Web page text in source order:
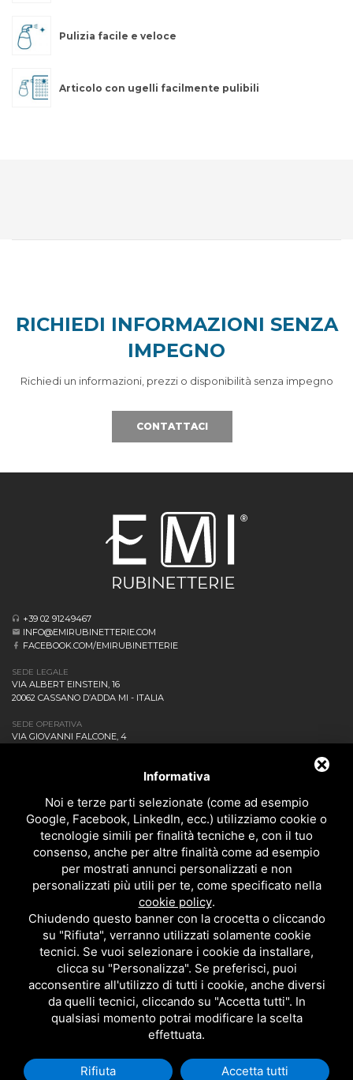
Pulizia facile e veloce
Articolo con ugelli facilmente pulibili
RICHIEDI INFORMAZIONI SENZA
IMPEGNO
Richiedi un informazioni, prezzi o disponibilità senza impegno
CONTATTACI
+39 02 91249467
INFO@EMIRUBINETTERIE.COM
FACEBOOK.COM/EMIRUBINETTERIE
SEDE LEGALE
VIA ALBERT EINSTEIN, 16
20062 CASSANO D’ADDA MI - ITALIA
SEDE OPERATIVA
VIA GIOVANNI FALCONE, 4
DOWNLOAD
CONTATTACI!
POLITICA DELLA QUALITÀ
PRIVACY
BAGNO
CUCINA
ACCESSORI
TUTTI I PRODOTTI
EMI RUBINETTERIE SRL - P.IVA 09985650960
QUESTO SITO È PROTETTO DA GOOGLE RECAPTCHA V3,
PRIVACY POLICY
Informativa
Noi e terze parti selezionate (come ad esempio
Google, Facebook, LinkedIn, ecc.) utilizziamo cookie o
tecnologie simili per finalità tecniche e, con il tuo
consenso, anche per altre finalità come ad esempio
per mostrati annunci personalizzati e non
personalizzati più utili per te, come specificato nella
cookie policy.
Chiudendo questo banner con la crocetta o cliccando
su "Rifiuta", verranno utilizzati solamente cookie
tecnici. Se vuoi selezionare i cookie da installare,
clicca su "Personalizza". Se preferisci, puoi
acconsentire all'utilizzo di tutti i cookie, anche diversi
da quelli tecnici, cliccando su "Accetta tutti". In
qualsiasi momento potrai modificare la scelta
effettuata.
Rifiuta Accetta tutti